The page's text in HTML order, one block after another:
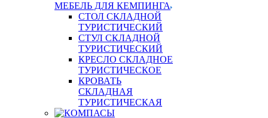
МЕБЕЛЬ ДЛЯ КЕМПИНГА
СТОЛ СКЛАДНОЙ
ТУРИСТИЧЕСКИЙ
СТУЛ СКЛАДНОЙ
ТУРИСТИЧЕСКИЙ
КРЕСЛО СКЛАДНОЕ
ТУРИСТИЧЕСКОЕ
КРОВАТЬ
СКЛАДНАЯ
ТУРИСТИЧЕСКАЯ